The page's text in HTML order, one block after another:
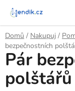
Přejít
obsah
Domů / Nakupuj /
bezpečnostních
Pár
polštářů